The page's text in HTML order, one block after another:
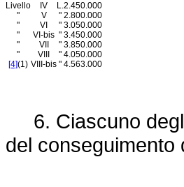
Livello IV L.2.450.000
"
V " 2.800.000
"
VI " 3.050.000
"
VI-bis " 3.450.000
"
VII " 3.850.000
"
VIII " 4.050.000
[4](1) VIII-bis " 4.563.000
6. Ciascuno degli
del conseguimento